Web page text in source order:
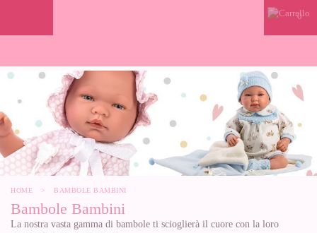
0
HOME > BAMBOLE BAMBINI
Bambole Bambini
La nostra vasta gamma di bambole ti scioglierà il cuore con la loro